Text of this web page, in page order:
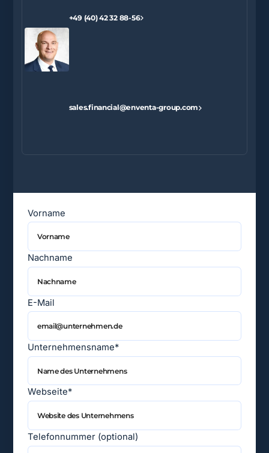
+49 (40) 42 32 88-56
sales.financial@enventa-group.com
Vorname
Nachname
E-Mail
Unternehmensname*
Webseite*
Telefonnummer (optional)